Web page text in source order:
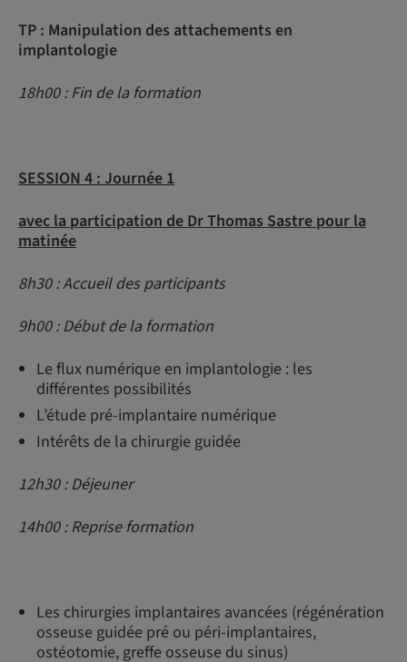
TP : Manipulation des attachements en
implantologie
18h00 : Fin de la formation
SESSION 4 :Journée 1
avec la participation de Dr Thomas Sastre pour la
matinée
8h30 : Accueil des participants
9h00 : Début de la formation
Le flux numérique en implantologie : les
différentes possibilités
L’étude pré-implantaire numérique
Intérêts de la chirurgie guidée
12h30 : Déjeuner
14h00 : Reprise formation
Les chirurgies implantaires avancées (régénération
osseuse guidée pré ou péri-implantaires,
ostéotomie, greffe osseuse du sinus)